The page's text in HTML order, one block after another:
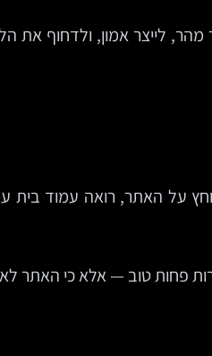
לייצר אמון, ולדחוף את
על האתר, רואה עמוד בית
פחות טוב — אלא כי האתר לא